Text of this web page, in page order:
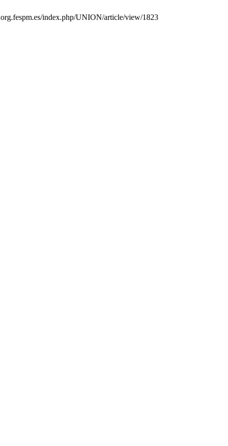
index.php/UNION/article/view/1823